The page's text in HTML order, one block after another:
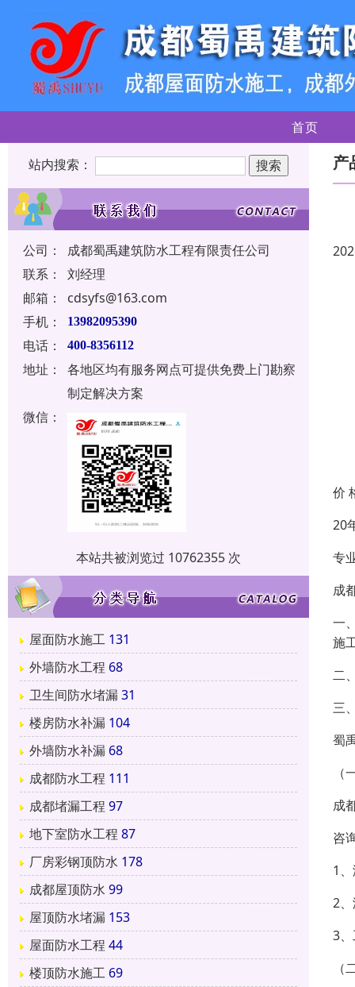
首页
站内搜索：
公司：
成都蜀禹建筑防水工程有限责任公司
联系：
刘经理
邮箱：
cdsyfs@163.com
手机：
13982095390
电话： 400-8356112
地址：
各地区均有服务网点可提供免费上门勘察
制定解决方案
微信：
本站共被浏览过 10762355 次
屋面防水施工 131
外墙防水工程 68
卫生间防水堵漏31
楼房防水补漏 104
外墙防水补漏 68
成都防水工程 111
成都堵漏工程 97
地下室防水工程 87
厂房彩钢顶防水 178
成都屋顶防水 99
屋顶防水堵漏 153
屋面防水工程 44
楼顶防水施工 69
产
价
20
专
成
一
施
二
三
蜀
成
咨
1
2
3